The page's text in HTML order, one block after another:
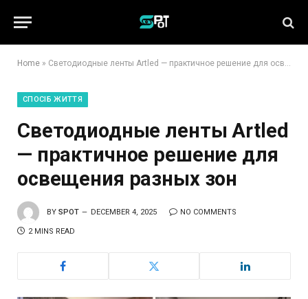
Home » Светодиодные ленты Artled — практичное решение для освещения разных зон
СПОСІБ ЖИТТЯ
Светодиодные ленты Artled
— практичное решение для
освещения разных зон
BY SPOT DECEMBER 4, 2025 NO COMMENTS
2 MINS READ